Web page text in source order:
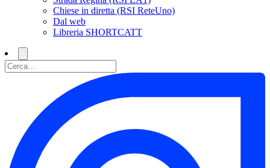
Chiese in diretta (RSI ReteUno)
Dal web
Libreria SHORTCATT